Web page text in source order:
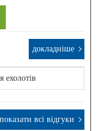
докладніше
ехолотів
показати всі відгуки